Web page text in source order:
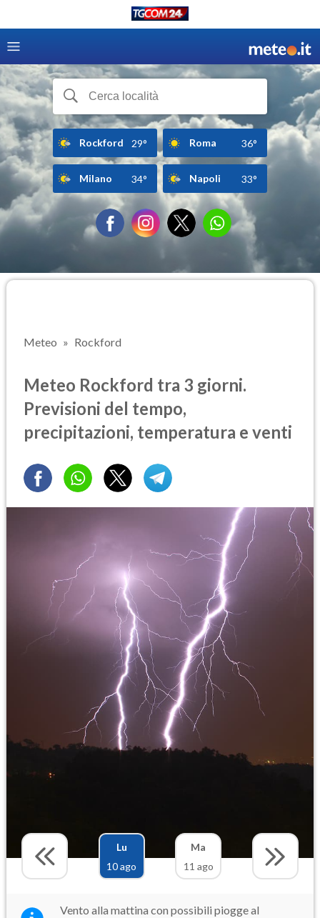
Rockford 29° Roma 36°
Milano 34° Napoli 33°
Meteo Rockford
Meteo Rockford tra 3 giorni.
Previsioni del tempo,
precipitazioni, temperatura e venti
Lu
10 ago
Ma
11 ago
Vento alla mattina con possibili piogge al